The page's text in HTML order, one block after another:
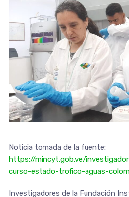
Noticia tomada de la fuente:
https://mincyt.gob.ve/
curso-estado-trofico-aguas-
Investigadores de la Fundación